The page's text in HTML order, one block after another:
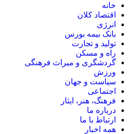
خانه
اقتصاد کلان
انرژی
بانک بیمه بورس
تولید و تجارت
راه و مسکن
گردشگری و میراث فرهنگی
ورزش
سیاست و جهان
اجتماعی
فرهنگ، هنر، ایثار
درباره ما
ارتباط با ما
همه اخبار